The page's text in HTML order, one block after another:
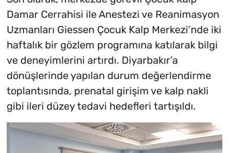
Damar Cerrahisi ile Anestezi ve Reanimasyon
Uzmanları Giessen Çocuk Kalp Merkezi’nde iki
haftalık bir gözlem programına katılarak bilgi
ve deneyimlerini artırdı. Diyarbakır’a
dönüşlerinde yapılan durum değerlendirme
toplantısında, prenatal girişim ve kalp nakli
gibi ileri düzey tedavi hedefleri tartışıldı.